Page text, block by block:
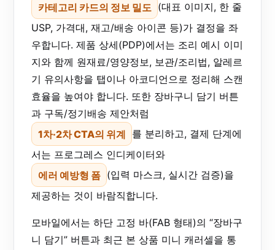
카테고리 카드의 정보 밀도 (대표 이미지, 한 줄
USP, 가격대, 재고/배송 아이콘 등)가 결정을 좌
우합니다. 제품 상세(PDP)에서는 조리 예시 이미
지와 함께 원재료/영양정보, 보관/조리법, 알레르
기 유의사항을 탭이나 아코디언으로 정리해 스캔
효율을 높여야 합니다. 또한 장바구니 담기 버튼
과 구독/정기배송 제안처럼
1차·2차 CTA의 위계 를 분리하고, 결제 단계에
서는 프로그레스 인디케이터와
에러 예방형 폼 (입력 마스크, 실시간 검증)을
제공하는 것이 바람직합니다.
모바일에서는 하단 고정 바(FAB 형태)의 “장바구
니 담기” 버튼과 최근 본 상품 미니 캐러셀을 통